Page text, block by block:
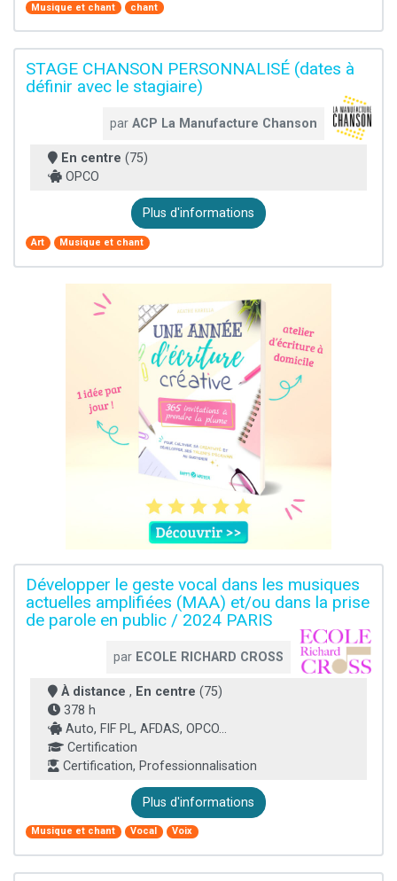
Musique et chant chant
STAGE CHANSON PERSONNALISÉ (dates à
définir avec le stagiaire)
parACP La Manufacture Chanson
En centre (75)
OPCO
Plus d'informations
Art Musique et chant
Développer le geste vocal dans les musiques
actuelles amplifiées (MAA) et/ou dans la prise
de parole en public / 2024 PARIS
par ECOLE RICHARD CROSS
À distance , En centre (75)
378 h
Auto, FIF PL, AFDAS, OPCO...
Certification
Certification, Professionnalisation
Plus d'informations
Musique et chant Vocal Voix